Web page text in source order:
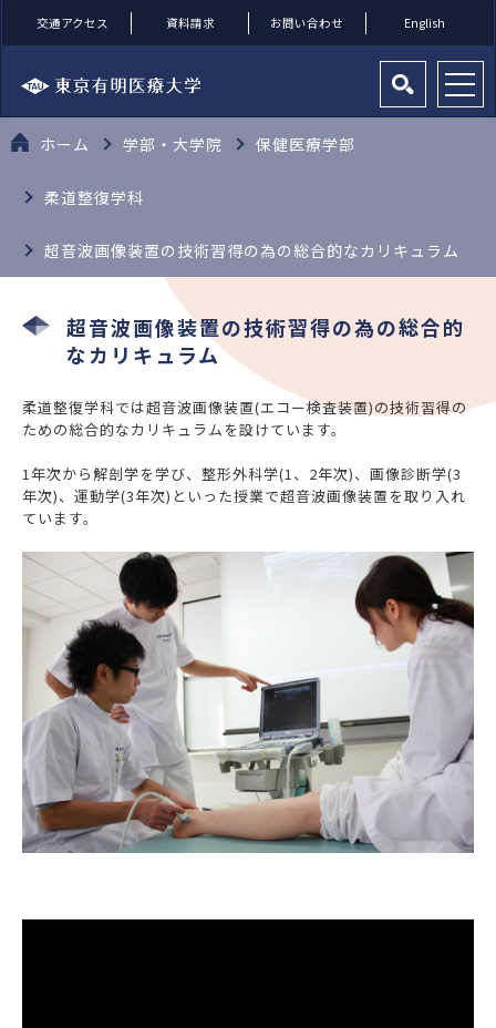
交通アクセス 資料請求 お問い合わせ English
ホーム 学部・大学院 保健医療学部
柔道整復学科
超音波画像装置の技術習得の為の総合的なカリキュラム
超音波画像装置の技術習得の為の総合的
なカリキュラム
柔道整復学科では超音波画像装置(エコー検査装置)の技術習得の
ための総合的なカリキュラムを設けています。
1年次から解剖学を学び、整形外科学(1、2年次)、画像診断学(3
年次)、運動学(3年次)といった授業で超音波画像装置を取り入れ
ています。